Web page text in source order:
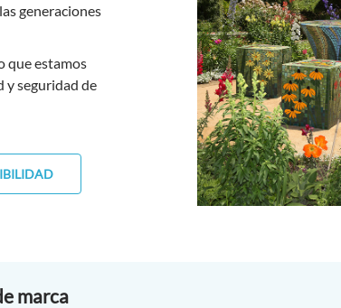
generaciones
que estamos
y seguridad de
marca